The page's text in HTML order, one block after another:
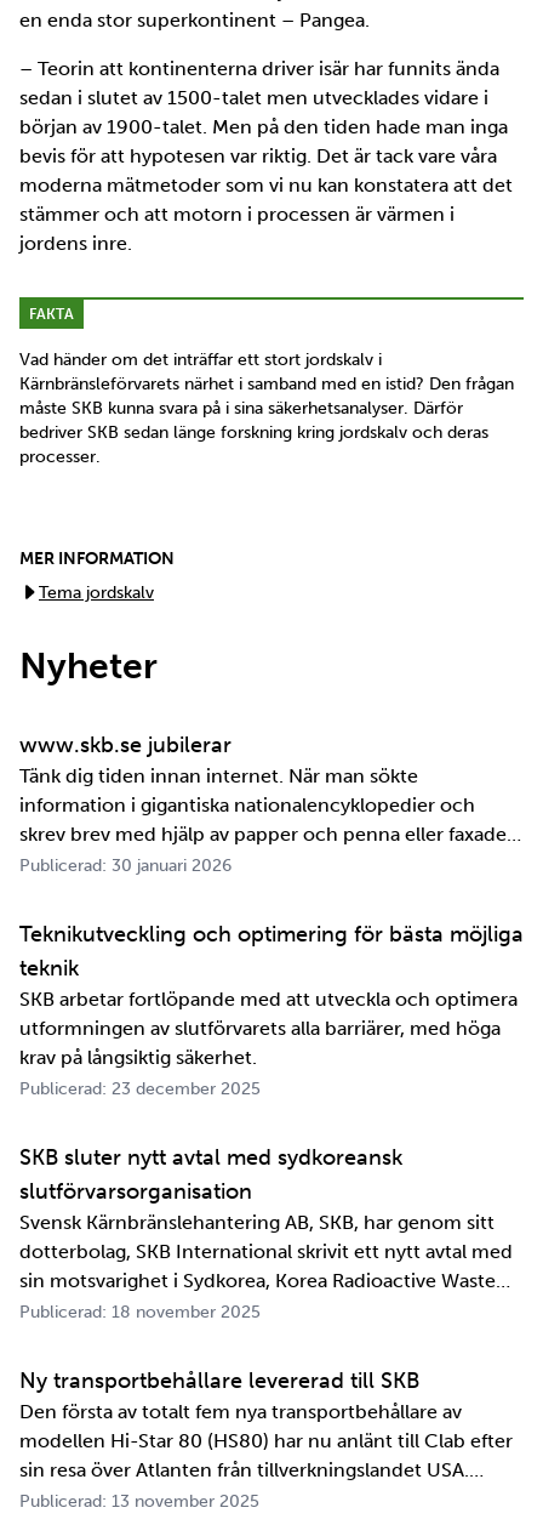
en enda stor superkontinent – Pangea.
– Teorin att kontinenterna driver isär har funnits ända
sedan i slutet av 1500-talet men utvecklades vidare i
början av 1900-talet. Men på den tiden hade man inga
bevis för att hypotesen var riktig. Det är tack vare våra
moderna mätmetoder som vi nu kan konstatera att det
stämmer och att motorn i processen är värmen i
jordens inre.
FAKTA
Vad händer om det inträffar ett stort jordskalv i
Kärnbränsleförvarets närhet i samband med en istid? Den frågan
måste SKB kunna svara på i sina säkerhetsanalyser. Därför
bedriver SKB sedan länge forskning kring jordskalv och deras
processer.
MER INFORMATION
Tema jordskalv
Nyheter
www.skb.se jubilerar
Tänk dig tiden innan internet. När man sökte
information i gigantiska nationalencyklopedier och
skrev brev med hjälp av papper och penna eller faxade
om ett meddelande skulle fram snabbt. Det är inte
perspektiv i alla fall. För oss på SKB är det …
Publicerad: 30 januari 2026
Teknikutveckling och optimering för bästa möjliga
teknik
SKB arbetar fortlöpande med att utveckla och optimera
utformningen av slutförvarets alla barriärer, med höga
krav på långsiktig säkerhet.
Publicerad: 23 december 2025
SKB sluter nytt avtal med sydkoreansk
slutförvarsorganisation
Svensk Kärnbränslehantering AB, SKB, har genom sitt
dotterbolag, SKB International skrivit ett nytt avtal med
sin motsvarighet i Sydkorea, Korea Radioactive Waste
Agency, KORAD. Avtalet, som är ett så kallat
samarbetet mellan de två organisationerna. …
Publicerad: 18 november 2025
Ny transportbehållare levererad till SKB
Den första av totalt fem nya transportbehållare av
modellen Hi-Star 80 (HS80) har nu anlänt till Clab efter
sin resa över Atlanten från tillverkningslandet USA.
Innan transportbehållaren kan bli en del av SKB:s
Publicerad: 13 november 2025